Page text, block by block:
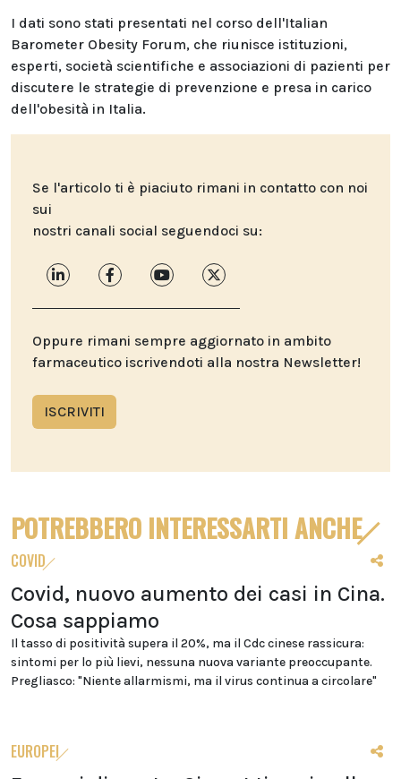
I dati sono stati presentati nel corso dell'Italian
Barometer Obesity Forum, che riunisce istituzioni,
esperti, società scientifiche e associazioni di pazienti per
discutere le strategie di prevenzione e presa in carico
dell'obesità in Italia.
Se l'articolo ti è piaciuto rimani in contatto con noi
sui
nostri canali social seguendoci su:
Oppure rimani sempre aggiornato in ambito
farmaceutico iscrivendoti alla nostra Newsletter!
ISCRIVITI
POTREBBERO INTERESSARTI ANCHE
COVID
Covid, nuovo aumento dei casi in Cina.
Cosa sappiamo
Il tasso di positività supera il 20%, ma il Cdc cinese rassicura:
sintomi per lo più lievi, nessuna nuova variante preoccupante.
Pregliasco: "Niente allarmismi, ma il virus continua a circolare"
EUROPEI